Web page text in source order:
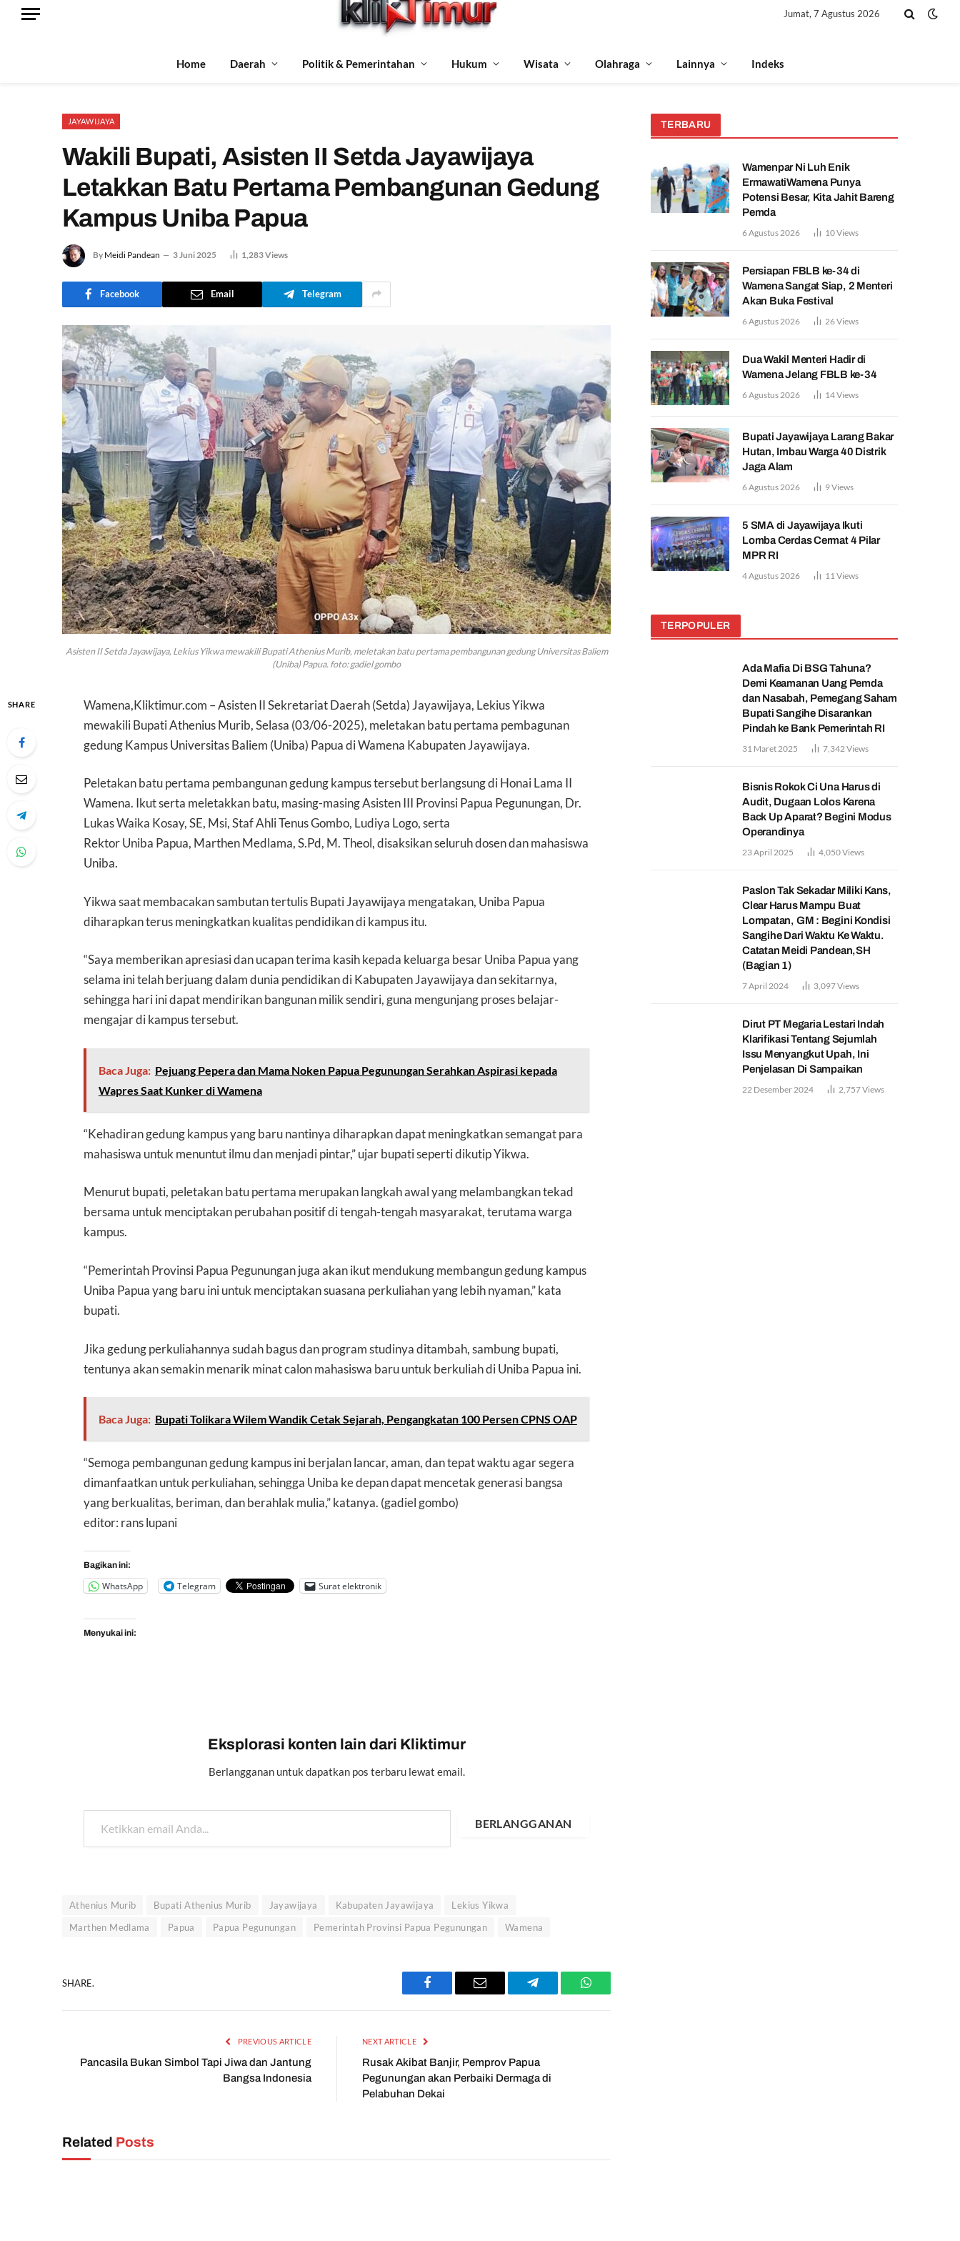
Jumat, 7 Agustus 2026
Home Daerah Politik & Pemerintahan Hukum Wisata Olahraga Lainnya Indeks
JAYAWIJAYA
Wakili Bupati, Asisten II Setda Jayawijaya
Letakkan Batu Pertama Pembangunan Gedung
Kampus Uniba Papua
By Meidi Pandean 3 Juni 2025 1,283Views
Facebook Email Telegram
Asisten II Setda Jayawijaya, Lekius Yikwa mewakili Bupati Athenius Murib, meletakan batu pertama pembangunan gedung Universitas Baliem
(Uniba) Papua. foto: gadiel gombo
SHARE
Wamena,Kliktimur.com – Asisten II Sekretariat Daerah (Setda) Jayawijaya, Lekius Yikwa
mewakili Bupati Athenius Murib, Selasa (03/06-2025), meletakan batu pertama pembagunan
gedung Kampus Universitas Baliem (Uniba) Papua di Wamena Kabupaten Jayawijaya.
Peletakan batu pertama pembangunan gedung kampus tersebut berlangsung di Honai Lama II
Wamena. Ikut serta meletakkan batu, masing-masing Asisten III Provinsi Papua Pegunungan, Dr.
Lukas Waika Kosay, SE, Msi, Staf Ahli Tenus Gombo, Ludiya Logo, serta
Rektor Uniba Papua, Marthen Medlama, S.Pd, M. Theol, disaksikan seluruh dosen dan mahasiswa
Uniba.
Yikwa saat membacakan sambutan tertulis Bupati Jayawijaya mengatakan, Uniba Papua
diharapkan terus meningkatkan kualitas pendidikan di kampus itu.
“Saya memberikan apresiasi dan ucapan terima kasih kepada keluarga besar Uniba Papua yang
selama ini telah berjuang dalam dunia pendidikan di Kabupaten Jayawijaya dan sekitarnya,
sehingga hari ini dapat mendirikan bangunan milik sendiri, guna mengunjang proses belajar-
mengajar di kampus tersebut.
Baca Juga: Pejuang Pepera dan Mama Noken Papua Pegunungan Serahkan Aspirasi kepada
Wapres Saat Kunker di Wamena
“Kehadiran gedung kampus yang baru nantinya diharapkan dapat meningkatkan semangat para
mahasiswa untuk menuntut ilmu dan menjadi pintar,” ujar bupati seperti dikutip Yikwa.
Menurut bupati, peletakan batu pertama merupakan langkah awal yang melambangkan tekad
bersama untuk menciptakan perubahan positif di tengah-tengah masyarakat, terutama warga
kampus.
“Pemerintah Provinsi Papua Pegunungan juga akan ikut mendukung membangun gedung kampus
Uniba Papua yang baru ini untuk menciptakan suasana perkuliahan yang lebih nyaman,” kata
bupati.
Jika gedung perkuliahannya sudah bagus dan program studinya ditambah, sambung bupati,
tentunya akan semakin menarik minat calon mahasiswa baru untuk berkuliah di Uniba Papua ini.
Baca Juga: Bupati Tolikara Wilem Wandik Cetak Sejarah, Pengangkatan 100 Persen CPNS OAP
“Semoga pembangunan gedung kampus ini berjalan lancar, aman, dan tepat waktu agar segera
dimanfaatkan untuk perkuliahan, sehingga Uniba ke depan dapat mencetak generasi bangsa
yang berkualitas, beriman, dan berahlak mulia,” katanya. (gadiel gombo)
editor: rans lupani
Bagikan ini:
WhatsApp Telegram Surat elektronik
Menyukai ini:
Eksplorasi konten lain dari Kliktimur
Berlangganan untuk dapatkan pos terbaru lewat email.
Ketikkan email Anda...
BERLANGGANAN
Athenius Murib Bupati Athenius Murib Jayawijaya Kabupaten Jayawijaya
Lekius Yikwa
Marthen Medlama
Papua Papua Pegunungan Pemerintah Provinsi Papua Pegunungan Wamena
SHARE.
Facebook Email Telegram WhatsApp
PREVIOUS ARTICLE
Pancasila Bukan Simbol Tapi Jiwa dan Jantung
Bangsa Indonesia
NEXT ARTICLE
Rusak Akibat Banjir, Pemprov Papua
Pegunungan akan Perbaiki Dermaga di
Pelabuhan Dekai
Related Posts
TERBARU
Wamenpar Ni Luh Enik
ErmawatiWamena Punya
Potensi Besar, Kita Jahit Bareng
Pemda
6 Agustus 2026 10Views
Persiapan FBLB ke-34 di
Wamena Sangat Siap, 2 Menteri
Akan Buka Festival
6 Agustus 2026 26Views
Dua Wakil Menteri Hadir di
Wamena Jelang FBLB ke-34
6 Agustus 2026 14Views
Bupati Jayawijaya Larang Bakar
Hutan, Imbau Warga 40 Distrik
Jaga Alam
6 Agustus 2026 9Views
5 SMA di Jayawijaya Ikuti
Lomba Cerdas Cermat 4 Pilar
MPR RI
4 Agustus 2026 11 Views
TERPOPULER
Ada Mafia Di BSG Tahuna?
Demi Keamanan Uang Pemda
dan Nasabah, Pemegang Saham
Bupati Sangihe Disarankan
Pindah ke Bank Pemerintah RI
31 Maret 2025 7,342 Views
Bisnis Rokok Ci Una Harus di
Audit, Dugaan Lolos Karena
Back Up Aparat? Begini Modus
Operandinya
23 April 2025 4,050Views
Paslon Tak Sekadar Miliki Kans,
Clear Harus Mampu Buat
Lompatan, GM : Begini Kondisi
Sangihe Dari Waktu Ke Waktu.
Catatan Meidi Pandean,SH
(Bagian 1)
7 April 2024 3,097Views
Dirut PT Megaria Lestari Indah
Klarifikasi Tentang Sejumlah
Issu Menyangkut Upah, Ini
Penjelasan Di Sampaikan
22 Desember 2024 2,757Views